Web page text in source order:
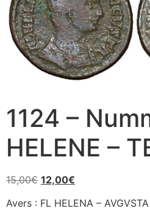
1124 –
HELENE –
15,00€ 12,00€
Avers : FL HELENA –